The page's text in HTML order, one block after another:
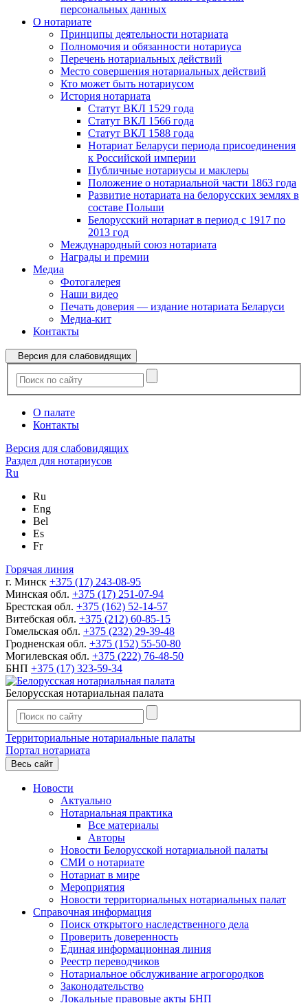
персональных данных
О нотариате
Принципы деятельности нотариата
Полномочия и обязанности нотариуса
Перечень нотариальных действий
Место совершения нотариальных действий
Кто может быть нотариусом
История нотариата
Статут ВКЛ 1529 года
Статут ВКЛ 1566 года
Статут ВКЛ 1588 года
Нотариат Беларуси периода присоединения
к Российской империи
Публичные нотариусы и маклеры
Положение о нотариальной части 1863 года
Развитие нотариата на белорусских землях в
составе Польши
Белорусский нотариат в период с 1917 по
2013 год
Международный союз нотариата
Награды и премии
Медиа
Фотогалерея
Наши видео
Печать доверия — издание нотариата Беларуси
Медиа-кит
Контакты
Версия для слабовидящих
О палате
Контакты
Версия для слабовидящих
Раздел для нотариусов
Ru
Ru
Eng
Bel
Es
Fr
Горячая линия
г. Минск +375 (17) 243-08-95
Минская обл. +375 (17) 251-07-94
Брестская обл. +375 (162) 52-14-57
Витебская обл. +375 (212) 60-85-15
Гомельская обл. +375 (232) 29-39-48
Гродненская обл. +375 (152) 55-50-80
Могилевская обл. +375 (222) 76-48-50
БНП +375 (17) 323-59-34
Белорусская нотариальная палата
Территориальные нотариальные палаты
Портал нотариата
Весь сайт
Новости
Актуально
Нотариальная практика
Все материалы
Авторы
Новости Белорусской нотариальной палаты
СМИ о нотариате
Нотариат в мире
Мероприятия
Новости территориальных нотариальных палат
Справочная информация
Поиск открытого наследственного дела
Проверить доверенность
Единая информационная линия
Реестр переводчиков
Нотариальное обслуживание агрогородков
Законодательство
Локальные правовые акты БНП